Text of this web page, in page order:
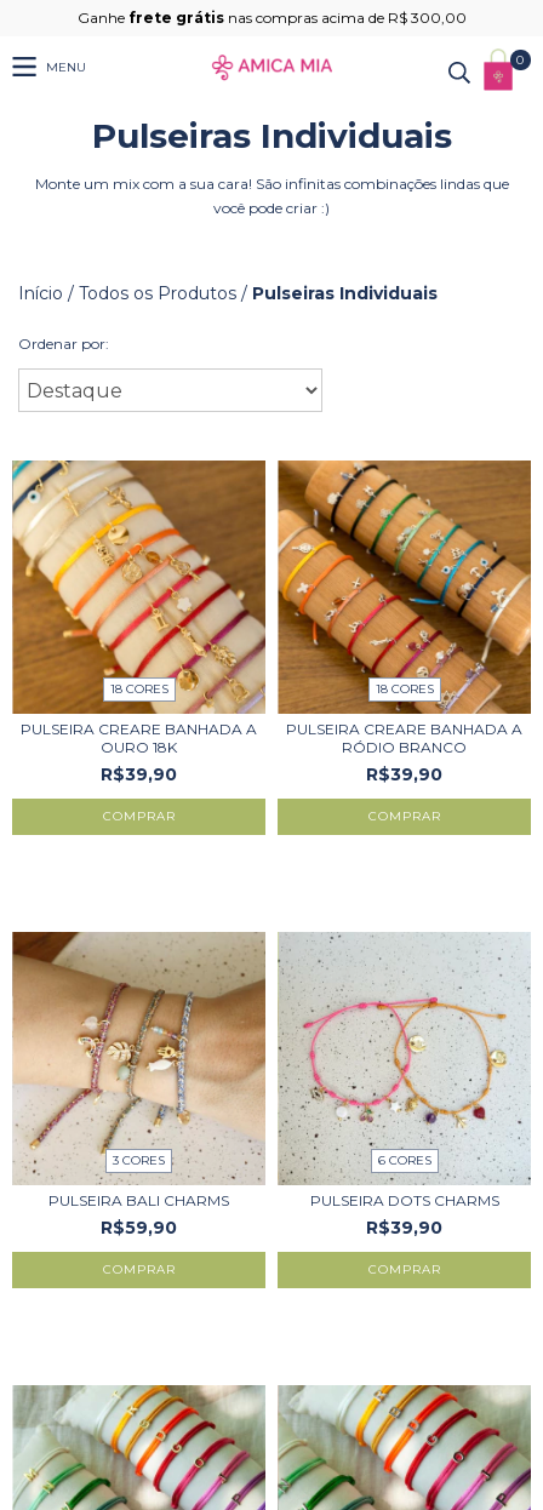
Ganhe frete grátisnas compras acima de R$ 300,00
MENU 0
Pulseiras Individuais
Monte um mix com a sua cara! São infinitas combinações lindas que
você pode criar :)
Início / Todos os Produtos / Pulseiras Individuais
Ordenar por:
18 CORES
PULSEIRA CREARE BANHADA A
OURO 18K
R$39,90
COMPRAR
18 CORES
PULSEIRA CREARE BANHADA A
RÓDIO BRANCO
R$39,90
COMPRAR
3 CORES
PULSEIRA BALI CHARMS
R$59,90
COMPRAR
6 CORES
PULSEIRA DOTS CHARMS
R$39,90
COMPRAR